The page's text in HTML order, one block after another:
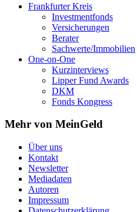
Frankfurter Kreis
Investmentfonds
Versicherungen
Berater
Sachwerte/Immobilien
One-on-One
Kurzinterviews
Lipper Fund Awards
DKM
Fonds Kongress
Mehr von MeinGeld
Über uns
Kontakt
Newsletter
Mediadaten
Autoren
Impressum